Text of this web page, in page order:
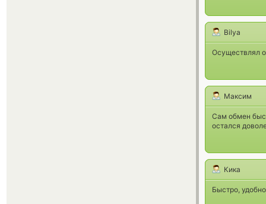
Bilya
Осуществлял
Максим
Сам обмен
остался
Кика
Быстро,